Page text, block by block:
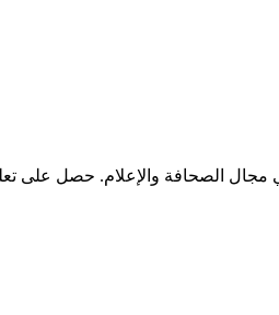
مجال الصحافة والإعلام. حصل